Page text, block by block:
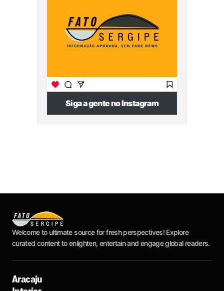
Siga a gente no Instagram
Welcome to ultimate source for fresh perspectives! Explore
curated content to enlighten, entertain and engage global readers.
Aracaju